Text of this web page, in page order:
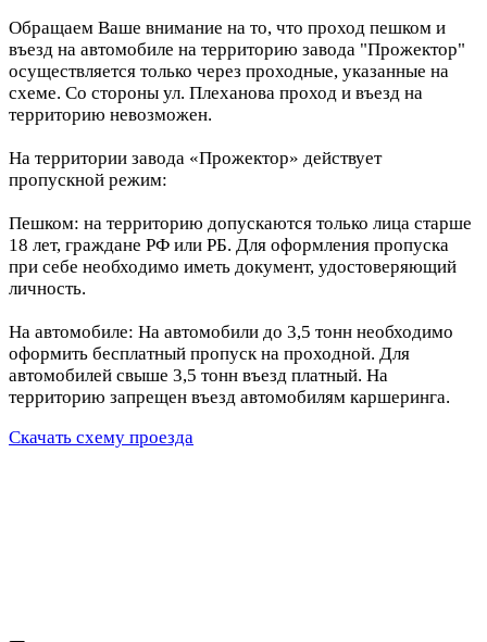
Обращаем Ваше внимание на то, что проход пешком и
въезд на автомобиле на территорию завода "Прожектор"
осуществляется только через проходные, указанные на
схеме. Со стороны ул. Плеханова проход и въезд на
территорию невозможен.
На территории завода «Прожектор» действует
пропускной режим:
Пешком: на территорию допускаются только лица старше
18 лет, граждане РФ или РБ. Для оформления пропуска
при себе необходимо иметь документ, удостоверяющий
личность.
На автомобиле: На автомобили до 3,5 тонн необходимо
оформить бесплатный пропуск на проходной. Для
автомобилей свыше 3,5 тонн въезд платный. На
территорию запрещен въезд автомобилям каршеринга.
Скачать схему проезда